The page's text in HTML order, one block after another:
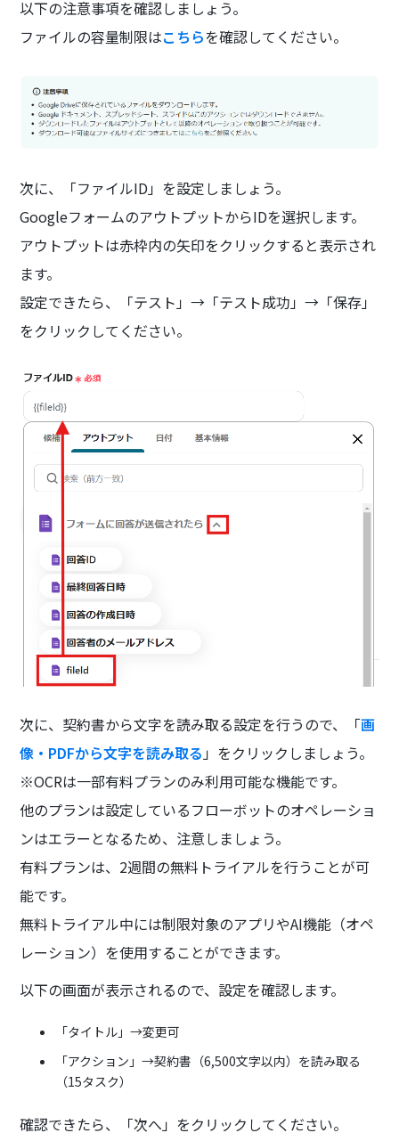
以下の注意事項を確認しましょう。
ファイルの容量制限はこちらを確認してください。
次に、「ファイルID」を設定しましょう。
GoogleフォームのアウトプットからIDを選択します。
アウトプットは赤枠内の矢印をクリックすると表示され
ます。
設定できたら、「テスト」→「テスト成功」→「保存」
をクリックしてください。
次に、契約書から文字を読み取る設定を行うので、「画
像・PDFから文字を読み取る」をクリックしましょう。
※OCRは一部有料プランのみ利用可能な機能です。
他のプランは設定しているフローボットのオペレーショ
ンはエラーとなるため、注意しましょう。
有料プランは、2週間の無料トライアルを行うことが可
能です。
無料トライアル中には制限対象のアプリやAI機能（オペ
レーション）を使用することができます。
以下の画面が表示されるので、設定を確認します。
「タイトル」→変更可
「アクション」→契約書（6,500文字以内）を読み取る
（15タスク）
確認できたら、「次へ」をクリックしてください。